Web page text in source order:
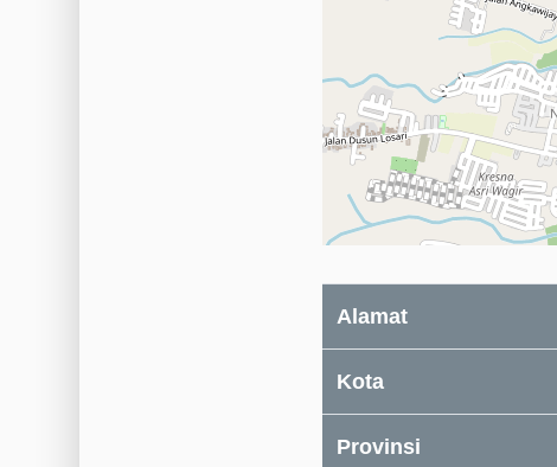
Alamat
Kota
Provinsi